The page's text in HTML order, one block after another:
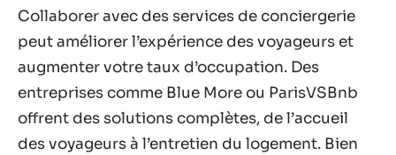
Collaborer avec des services de conciergerie
peut améliorer l’expérience des voyageurs et
augmenter votre taux d’occupation. Des
entreprises comme Blue More ou ParisVSBnb
offrent des solutions complètes, de l’accueil
des voyageurs à l’entretien du logement. Bien